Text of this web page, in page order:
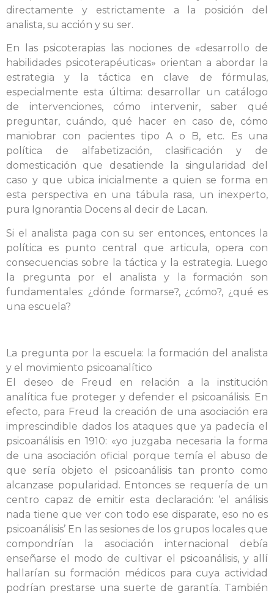
directamente y estrictamente a la posición del
analista, su acción y su ser.
En las psicoterapias las nociones de «desarrollo de
habilidades psicoterapéuticas» orientan a abordar la
estrategia y la táctica en clave de fórmulas,
especialmente esta última: desarrollar un catálogo
de intervenciones, cómo intervenir, saber qué
preguntar, cuándo, qué hacer en caso de, cómo
maniobrar con pacientes tipo A o B, etc. Es una
política de alfabetización, clasificación y de
domesticación que desatiende la singularidad del
caso y que ubica inicialmente a quien se forma en
esta perspectiva en una tábula rasa, un inexperto,
pura Ignorantia Docens al decir de Lacan.
Si el analista paga con su ser entonces, entonces la
política es punto central que articula, opera con
consecuencias sobre la táctica y la estrategia. Luego
la pregunta por el analista y la formación son
fundamentales: ¿dónde formarse?, ¿cómo?, ¿qué es
una escuela?
La pregunta por la escuela: la formación del analista
y el movimiento psicoanalítico
El deseo de Freud en relación a la institución
analítica fue proteger y defender el psicoanálisis. En
efecto, para Freud la creación de una asociación era
imprescindible dados los ataques que ya padecía el
psicoanálisis en 1910: «yo juzgaba necesaria la forma
de una asociación oficial porque temía el abuso de
que sería objeto el psicoanálisis tan pronto como
alcanzase popularidad. Entonces se requería de un
centro capaz de emitir esta declaración: ‘el análisis
nada tiene que ver con todo ese disparate, eso no es
psicoanálisis’ En las sesiones de los grupos locales que
compondrían la asociación internacional debía
enseñarse el modo de cultivar el psicoanálisis, y allí
hallarían su formación médicos para cuya actividad
podrían prestarse una suerte de garantía. También